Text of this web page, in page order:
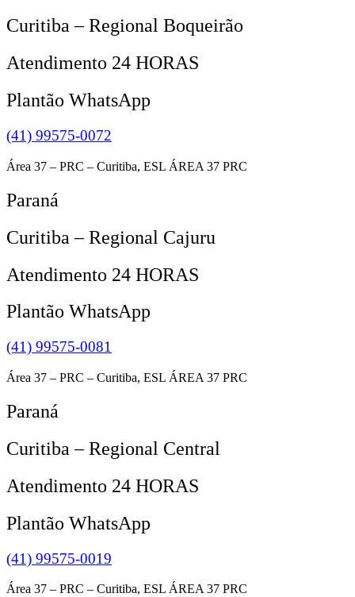
Curitiba – Regional Boqueirão
Atendimento 24 HORAS
Plantão WhatsApp
(41) 99575-0072
Área 37 – PRC – Curitiba, ESL ÁREA 37 PRC
Paraná
Curitiba – Regional Cajuru
Atendimento 24 HORAS
Plantão WhatsApp
(41) 99575-0081
Área 37 – PRC – Curitiba, ESL ÁREA 37 PRC
Paraná
Curitiba – Regional Central
Atendimento 24 HORAS
Plantão WhatsApp
(41) 99575-0019
Área 37 – PRC – Curitiba, ESL ÁREA 37 PRC